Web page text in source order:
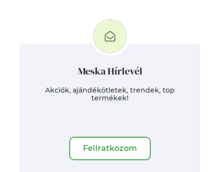
Meska Hírlevél
Akciók, ajándékötletek, trendek, top
termékek!
Feliratkozom